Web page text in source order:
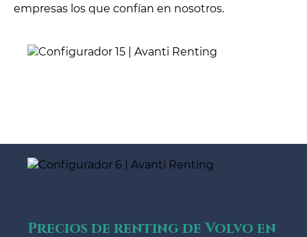
empresas los que confían en nosotros.
Precios de renting de Volvo en